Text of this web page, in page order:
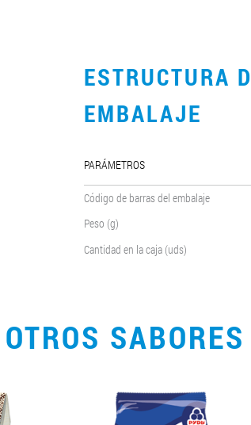
ESTRUCTURA
EMBALAJE
PARÁMETROS
Código de barras del embalaje
Peso (g)
Cantidad en la caja (uds)
SABORES